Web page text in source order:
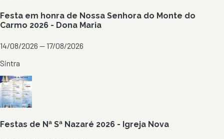
Festa em honra de Nossa Senhora do Monte do
Carmo 2026 - Dona Maria
14/08/2026 — 17/08/2026
Sintra
Festas de Nª Sª Nazaré 2026 - Igreja Nova